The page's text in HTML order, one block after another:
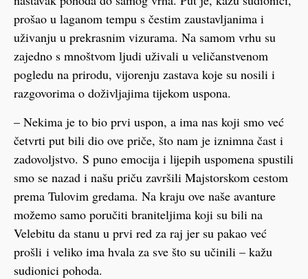
prošao u laganom tempu s čestim zaustavljanima i
uživanju u prekrasnim vizurama. Na samom vrhu su
zajedno s mnoštvom ljudi uživali u veličanstvenom
pogledu na prirodu, vijorenju zastava koje su nosili i
razgovorima o doživljajima tijekom uspona.
– Nekima je to bio prvi uspon, a ima nas koji smo već
četvrti put bili dio ove priče, što nam je iznimna čast i
zadovoljstvo. S puno emocija i lijepih uspomena spustili
smo se nazad i našu priču završili Majstorskom cestom
prema Tulovim gredama. Na kraju ove naše avanture
možemo samo poručiti braniteljima koji su bili na
Velebitu da stanu u prvi red za raj jer su pakao već
prošli i veliko ima hvala za sve što su učinili – kažu
sudionici pohoda.